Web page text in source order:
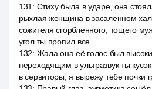
131 : Стиху была в ударе, она
рыхлая женщина в засаленном
сожителя сгорбленного, тощего
угол ты пропил все.
132: Жала она её голос был
переходящим в ультразвук ты
в сервиторы, я вырежу тебе почки